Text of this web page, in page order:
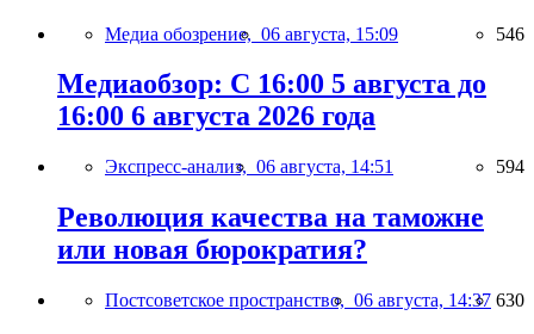
Медиа обозрение, 06 августа, 15:09 546
Медиаобзор: С 16:00 5 августа до
16:00 6 августа 2026 года
Экспресс-анализ, 06 августа, 14:51 594
Революция качества на таможне
или новая бюрократия?
Постсоветское пространство, 06 августа, 14:37 630